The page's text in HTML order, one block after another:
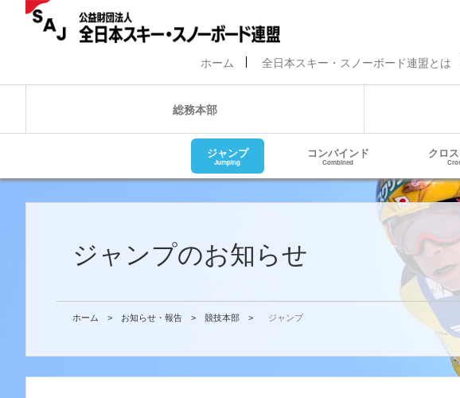
ホーム 全日本スキー・スノーボード連盟とは
総務本部
ジャンプ
Jumping
コンバインド
Combined
クロ
ジャンプのお知らせ
ホーム > お知らせ・報告 > 競技本部 > ジャンプ